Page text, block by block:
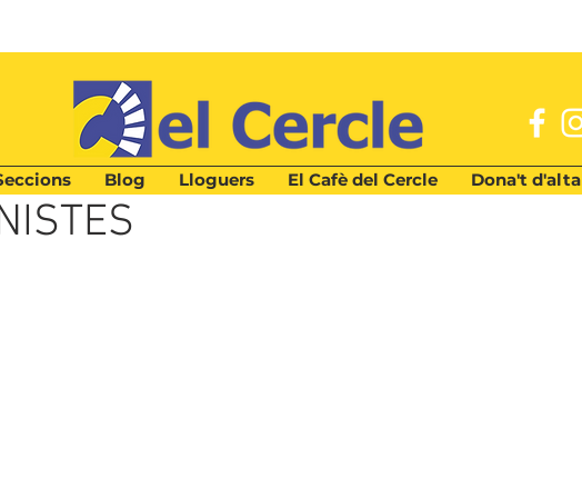
Blog Lloguers El Cafè del Cercle Dona't d'alta